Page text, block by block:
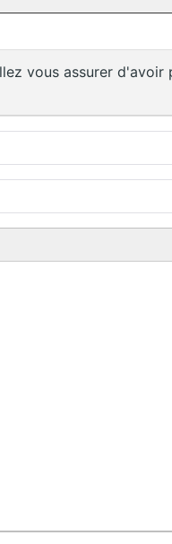
vous assurer d'avoir